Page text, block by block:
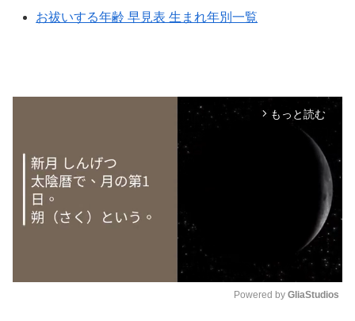
お祓いする年齢 早見表 生まれ年別一覧
arrow_forward_ios もっと読む
Powered by GliaStudios